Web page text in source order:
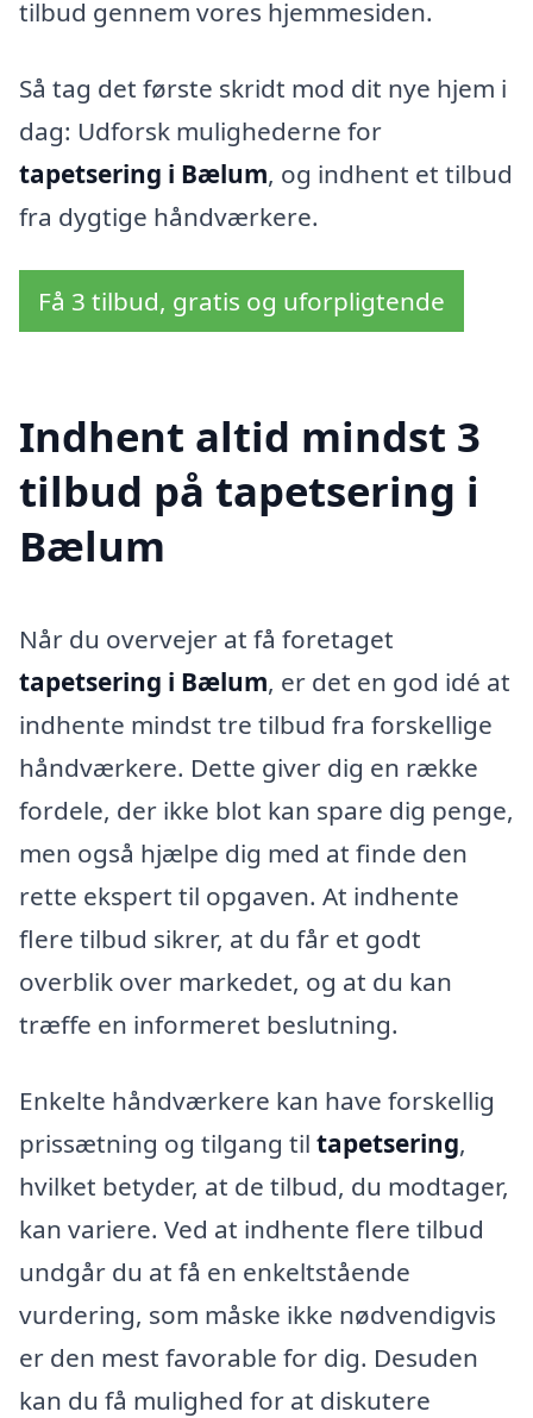
tilbud gennem vores hjemmesiden.
Så tag det første skridt mod dit nye hjem i
dag: Udforsk mulighederne for
tapetsering i Bælum, og indhent et tilbud
fra dygtige håndværkere.
Få 3 tilbud, gratis og uforpligtende
Indhent altid mindst 3
tilbud på tapetsering i
Bælum
Når du overvejer at få foretaget
tapetsering i Bælum, er det en god idé at
indhente mindst tre tilbud fra forskellige
håndværkere. Dette giver dig en række
fordele, der ikke blot kan spare dig penge,
men også hjælpe dig med at finde den
rette ekspert til opgaven. At indhente
flere tilbud sikrer, at du får et godt
overblik over markedet, og at du kan
træffe en informeret beslutning.
Enkelte håndværkere kan have forskellig
prissætning og tilgang til tapetsering,
hvilket betyder, at de tilbud, du modtager,
kan variere. Ved at indhente flere tilbud
undgår du at få en enkeltstående
vurdering, som måske ikke nødvendigvis
er den mest favorable for dig. Desuden
kan du få mulighed for at diskutere